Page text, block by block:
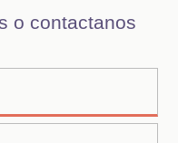
o contactanos